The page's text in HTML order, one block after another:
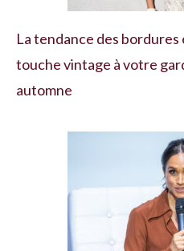
La tendance des
touche vintage à votre
automne